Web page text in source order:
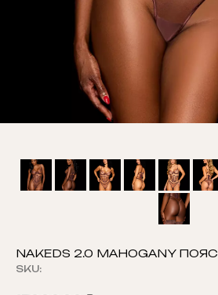
NAKEDS 2.0 MAHOGANY ПОЯС
SKU: